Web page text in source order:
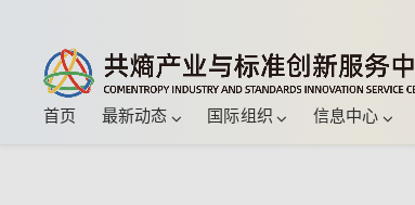
首页 最新动态 国际组织 信息中心